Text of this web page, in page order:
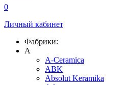
0
Личный кабинет
Фабрики:
A
A-Ceramica
ABK
Absolut Keramika